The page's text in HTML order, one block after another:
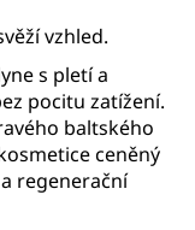
vzhled.
s pletía
pocitu zatížení.
baltského
ceněný
a regenerační